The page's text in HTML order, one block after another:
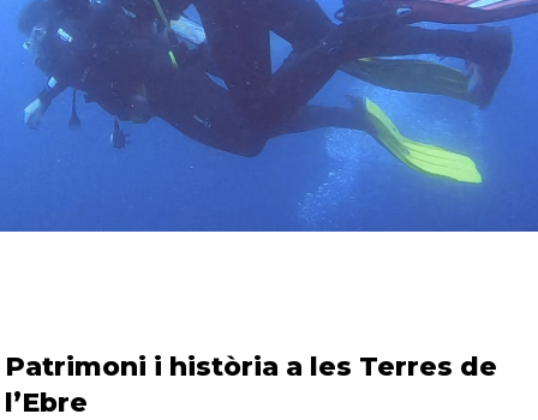
Patrimoni i història a les Terres de
l’Ebre